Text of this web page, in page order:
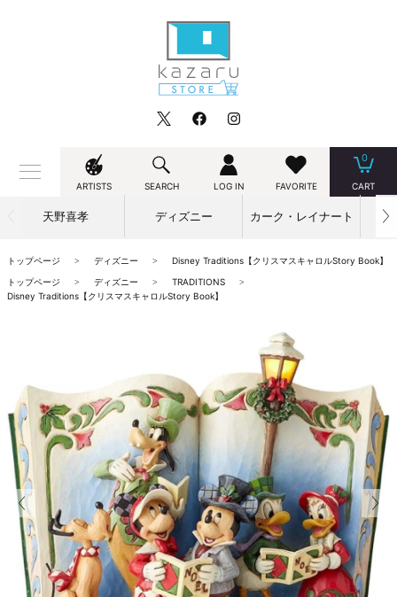
ARTISTS SEARCH LOG IN FAVORITE
0
CART
天野喜孝 ディズニー カーク・レイナート
トップページ ディズニー
Disney Traditions【クリスマスキャロルStory Book】
トップページ
ディズニー
TRADITIONS
Disney Traditions【クリスマスキャロルStory Book】